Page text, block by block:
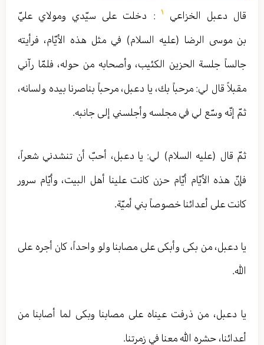
قال دعبل الخزاعي
: دخلت على سيّدي ومولاي عليّ
بن موسى الرضا (عليه السلام) في مثل هذه الأيّام، فرأيته
جالساً جلسة الحزين الكئيب، وأصحابه من حوله، فلمّا رآني
مقبلاً قال لي: مرحباً بك، يا دعبل، مرحباً بناصرنا بيده ولسانه،
ثمّ إنّه وسّع لي في مجلسه وأجلسني إلى جانبه.
ثمّ قال (عليه السلام) لي: يا دعبل، أحبّ أن تنشدني شعراً،
فإنّ هذه الأيّام أيّام حزن كانت علينا أهل البيت، وأيّام سرور
كانت على أعدائنا خصوصاً بني أميّة.
يا دعبل، من بكى وأبكى على مصابنا ولو واحداً، كان أجره على
الله.
يا دعبل، من ذرفت عيناه على مصابنا وبكى لما أصابنا من
أعدائنا، حشره الله معنا في زمرتنا.